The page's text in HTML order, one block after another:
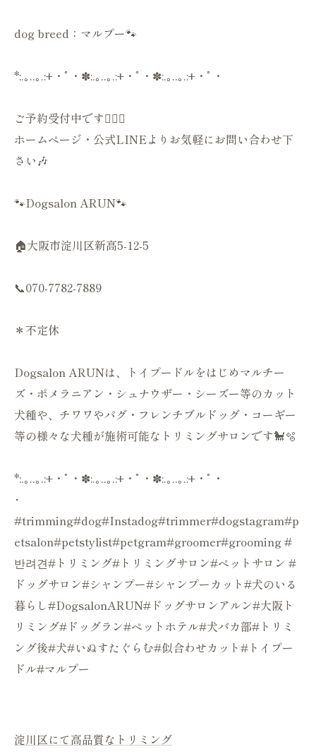
dog breed：マルプー🐾
*:.｡..｡.:+・ﾟ・✽:.｡..｡.:+・ﾟ・✽:.｡..｡.:+・ﾟ・
ご予約受付中です💁🏻‍♀️
ホームページ・公式LINEよりお気軽にお問い合わせ下
さい🎶
🐾Dogsalon ARUN🐾
🏠大阪市淀川区新高5-12-5
📞070-7782-7889
＊不定休
Dogsalon ARUNは、トイプードルをはじめマルチー
ズ・ポメラニアン・シュナウザー・シーズー等のカット
犬種や、チワワやパグ・フレンチブルドッグ・コーギー
等の様々な犬種が施術可能なトリミングサロンです🐩🫧
*:.｡..｡.:+・ﾟ・✽:.｡..｡.:+・ﾟ・✽:.｡..｡.:+・ﾟ・
･
#trimming#dog#Instadog#trimmer#dogstagram#p
etsalon#petstylist#petgram#groomer#grooming #
반려견#トリミング#トリミングサロン#ペットサロン #
ドッグサロン#シャンプー#シャンプーカット#犬のいる
暮らし#DogsalonARUN#ドッグサロンアルン#大阪ト
リミング#ドッグラン#ペットホテル#犬バカ部#トリミ
ング後#犬#いぬすたぐらむ#似合わせカット#トイプー
ドル#マルプー
淀川区にて高品質なトリミング